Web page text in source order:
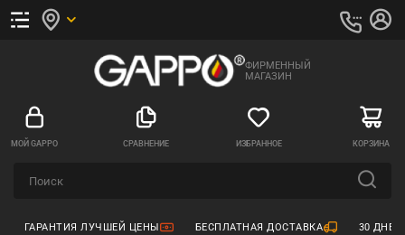
ФИРМЕННЫЙ
МАГАЗИН
МОЙ GAPPO СРАВНЕНИЕ ИЗБРАННОЕ КОРЗИНА
ГАРАНТИЯ ЛУЧШЕЙ ЦЕНЫ БЕСПЛАТНАЯ ДОСТАВКА 30